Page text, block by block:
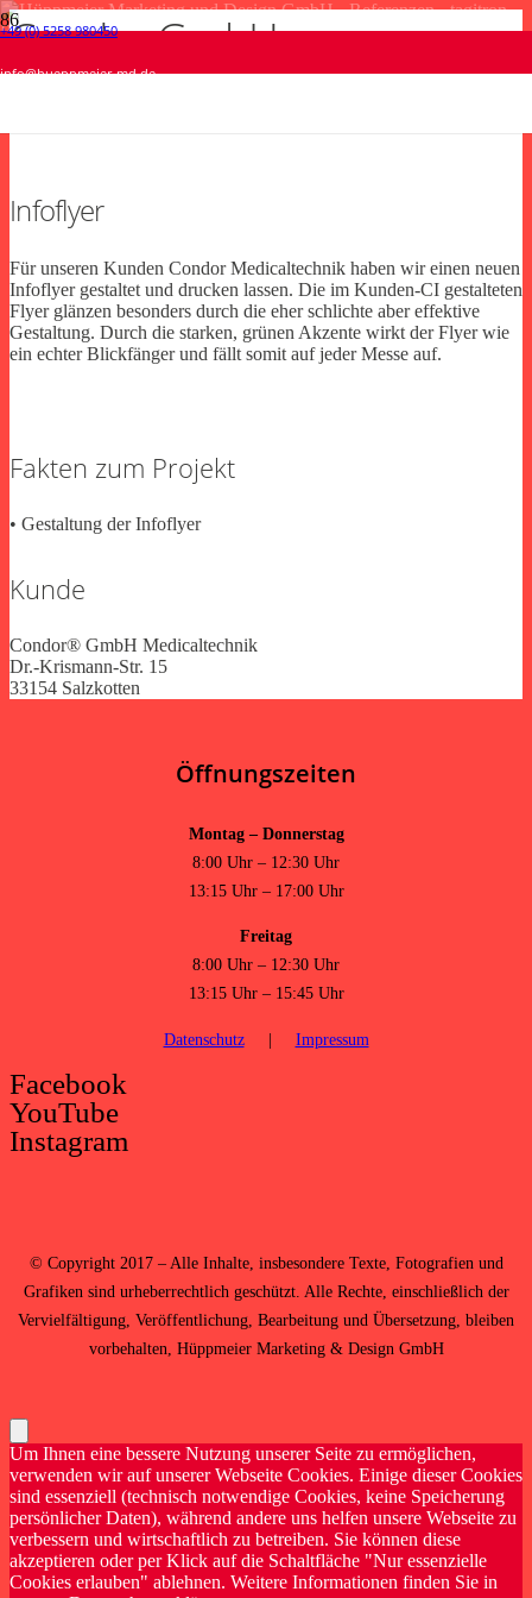
+49 (0) 5258 980450
info@hueppmeier-md.de
Condor GmbH
Infoflyer
Für unseren Kunden Condor Medicaltechnik haben wir einen neuen
Infoflyer gestaltet und drucken lassen. Die im Kunden-CI gestalteten
Flyer glänzen besonders durch die eher schlichte aber effektive
Gestaltung. Durch die starken, grünen Akzente wirkt der Flyer wie
ein echter Blickfänger und fällt somit auf jeder Messe auf.
Fakten zum Projekt
• Gestaltung der Infoflyer
Kunde
Condor® GmbH Medicaltechnik
Dr.-Krismann-Str. 15
33154 Salzkotten
tagItron GmbH • CI Unterlagen
viveroo GmbH • Broschüren Design
PLONKA GmbH • Mailing
Kaimann GmbH • Videoschnitt
Öffnungszeiten
Montag – Donnerstag
8:00 Uhr – 12:30 Uhr
13:15 Uhr – 17:00 Uhr
Freitag
8:00 Uhr – 12:30 Uhr
13:15 Uhr – 15:45 Uhr
Datenschutz| Impressum
Facebook
YouTube
Instagram
© Copyright 2017 – Alle Inhalte, insbesondere Texte, Fotografien und
Grafiken sind urheberrechtlich geschützt. Alle Rechte, einschließlich der
Vervielfältigung, Veröffentlichung, Bearbeitung und Übersetzung, bleiben
vorbehalten, Hüppmeier Marketing & Design GmbH
Um Ihnen eine bessere Nutzung unserer Seite zu ermöglichen,
verwenden wir auf unserer Webseite Cookies. Einige dieser Cookies
sind essenziell (technisch notwendige Cookies, keine Speicherung
persönlicher Daten), während andere uns helfen unsere Webseite zu
verbessern und wirtschaftlich zu betreiben. Sie können diese
akzeptieren oder per Klick auf die Schaltfläche "Nur essenzielle
Cookies erlauben" ablehnen. Weitere Informationen finden Sie in